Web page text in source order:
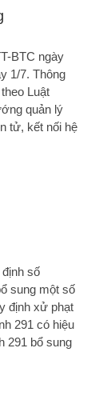
BTC ngày
1/7. Thông
Luật
quản lý
tử, kết nối hệ
số
sung một số
định xử phạt
291 có hiệu
291 bổ sung